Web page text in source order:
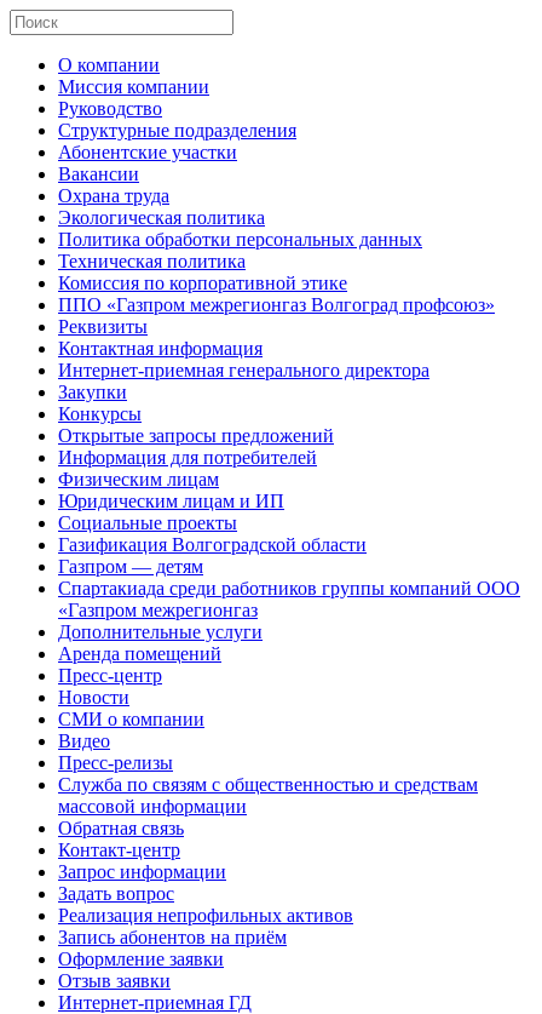
О компании
Миссия компании
Руководство
Структурные подразделения
Абонентские участки
Вакансии
Охрана труда
Экологическая политика
Политика обработки персональных данных
Техническая политика
Комиссия по корпоративной этике
ППО «Газпром межрегионгаз Волгоград профсоюз»
Реквизиты
Контактная информация
Интернет-приемная генерального директора
Закупки
Конкурсы
Открытые запросы предложений
Информация для потребителей
Физическим лицам
Юридическим лицам и ИП
Социальные проекты
Газификация Волгоградской области
Газпром — детям
Спартакиада среди работников группы компаний ООО
«Газпром межрегионгаз
Дополнительные услуги
Аренда помещений
Пресс-центр
Новости
СМИ о компании
Видео
Пресс-релизы
Служба по связям с общественностью и средствам
массовой информации
Обратная связь
Контакт-центр
Запрос информации
Задать вопрос
Реализация непрофильных активов
Запись абонентов на приём
Оформление заявки
Отзыв заявки
Интернет-приемная ГД